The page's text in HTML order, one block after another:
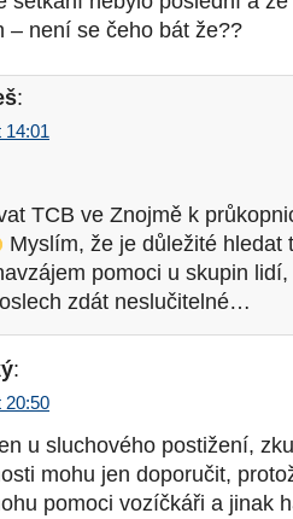
– není se čeho bát že??
:
14:01
TCB ve Znojmě k
Myslím, že je důležité hledat
pomoci u skupin
zdát neslučitelné…
:
20:50
u sluchového postižení,
mohu jen doporučit,
pomoci vozíčkáři a jinak